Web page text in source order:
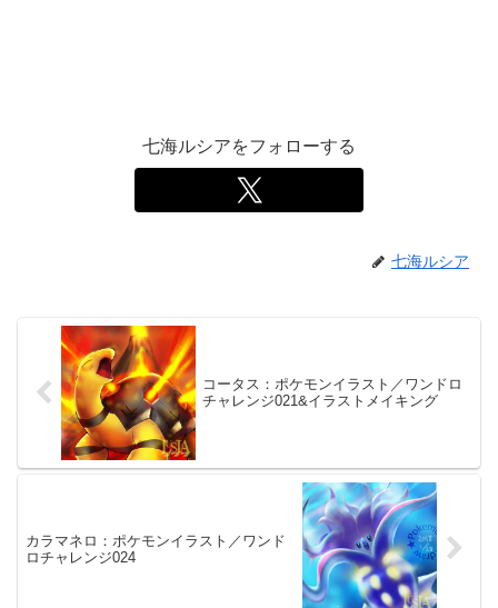
七海ルシアをフォローする
七海ルシア
コータス：ポケモンイラスト／ワンドロ
チャレンジ021&イラストメイキング
カラマネロ：ポケモンイラスト／ワンド
ロチャレンジ024